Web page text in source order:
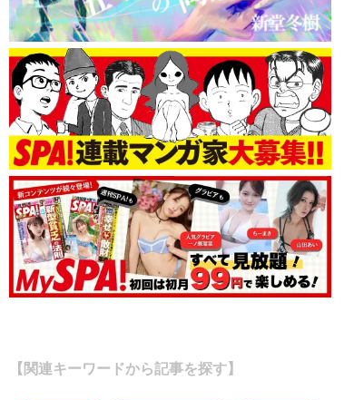
【関連キーワードから記事を探す】